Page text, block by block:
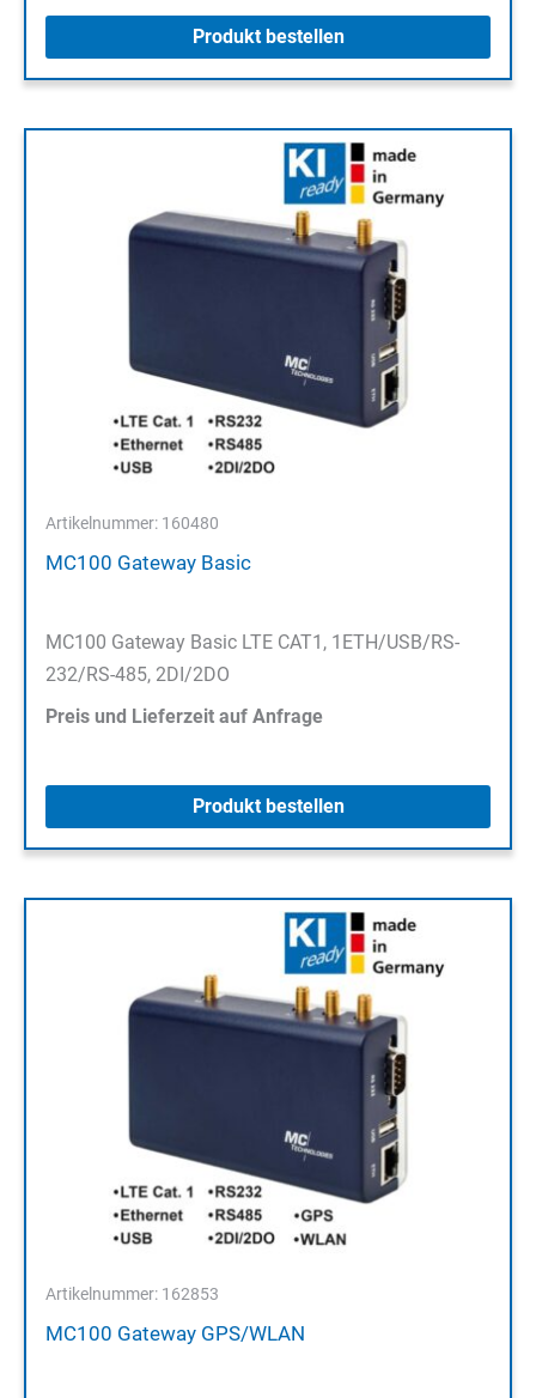
Produkt bestellen
Artikelnummer: 160480
MC100 Gateway Basic
MC100 Gateway Basic LTE CAT1, 1ETH/USB/RS-
232/RS-485, 2DI/2DO
Preis und Lieferzeit auf Anfrage
Produkt bestellen
Artikelnummer: 162853
MC100 Gateway GPS/WLAN